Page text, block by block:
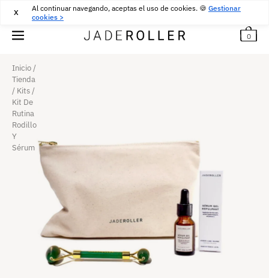
Al continuar navegando, aceptas el uso de cookies. 🍪 Gestionar
cookies >
X ENTREGA GRATUITA DESDE30€COMPRA
0
Inicio /
Tienda
/ Kits /
Kit De
Rutina
Rodillo
Y
Sérum